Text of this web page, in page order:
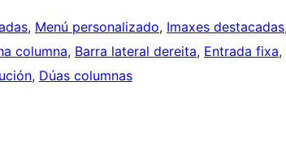
, Menú personalizado, Imaxes destacadas,
columna, Barra lateral dereita, Entrada fixa,
, Dúas columnas